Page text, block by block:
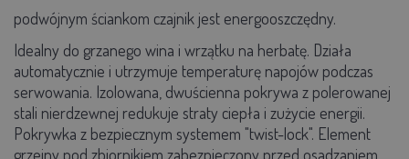
podwójnym ściankom czajnik jest energooszczędny.
Idealny do grzanego wina i wrzątku na herbatę. Działa
automatycznie i utrzymuje temperaturę napojów podczas
serwowania. Izolowana, dwuścienna pokrywa z polerowanej
stali nierdzewnej redukuje straty ciepła i zużycie energii.
Pokrywka z bezpiecznym systemem "twist-lock". Element
grzejny pod zbiornikiem zabezpieczony przed osadzaniem